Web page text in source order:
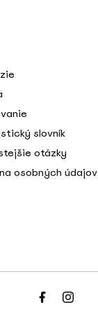
slovník
otázky
osobných údajov